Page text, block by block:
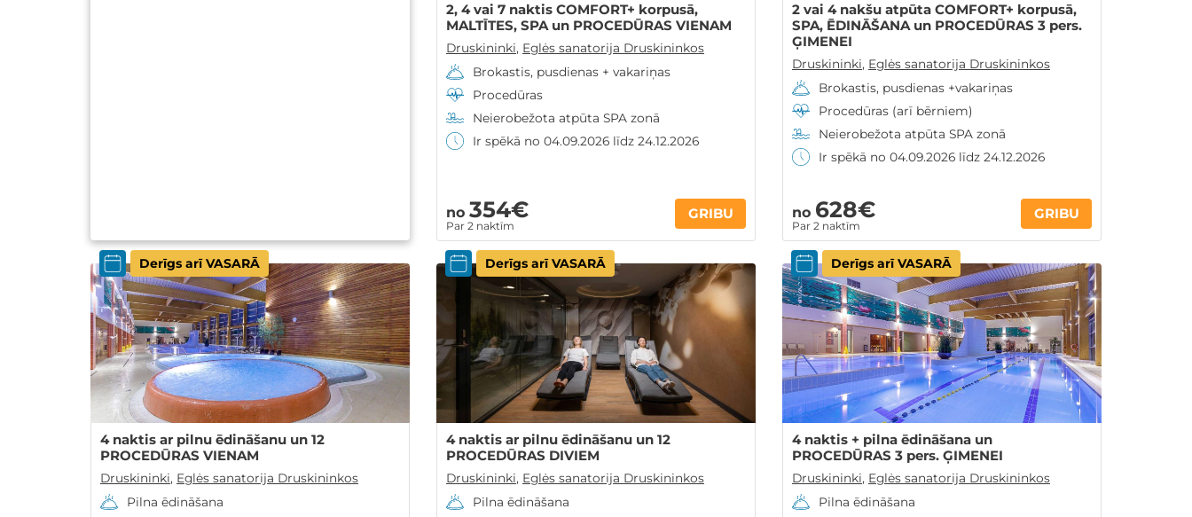
2, 4 vai 7 naktis COMFORT+ korpusā,
MALTĪTES, SPA un PROCEDŪRAS VIENAM
Druskininki, Eglės sanatorija Druskininkos
Brokastis, pusdienas + vakariņas
Procedūras
Neierobežota atpūta SPA zonā
Ir spēkā no 04.09.2026 līdz 24.12.2026
no 354€
Par 2 naktīm
GRIBU
2 vai 4 nakšu atpūta COMFORT+ korpusā,
SPA, ĒDINĀŠANA un PROCEDŪRAS 3 pers.
ĢIMENEI
Druskininki, Eglės sanatorija Druskininkos
Brokastis, pusdienas +vakariņas
Procedūras (arī bērniem)
Neierobežota atpūta SPA zonā
Ir spēkā no 04.09.2026 līdz 24.12.2026
no 628€
Par 2 naktīm
GRIBU
Derīgs arī VASARĀ
4 naktis ar pilnu ēdināšanu un 12
PROCEDŪRAS VIENAM
Druskininki, Eglės sanatorija Druskininkos
Pilna ēdināšana
Derīgs arī VASARĀ
4 naktis ar pilnu ēdināšanu un 12
PROCEDŪRAS DIVIEM
Druskininki, Eglės sanatorija Druskininkos
Pilna ēdināšana
Derīgs arī VASARĀ
4 naktis + pilna ēdināšana un
PROCEDŪRAS 3 pers. ĢIMENEI
Druskininki, Eglės sanatorija Druskininkos
Pilna ēdināšana